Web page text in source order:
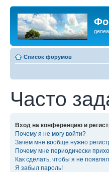
Список форумов
Часто
Вход на конференцию и
Почему я не могу войти?
Зачем мне вообще нужно
Почему мне периодически
Как сделать, чтобы я не
Я забыл пароль!